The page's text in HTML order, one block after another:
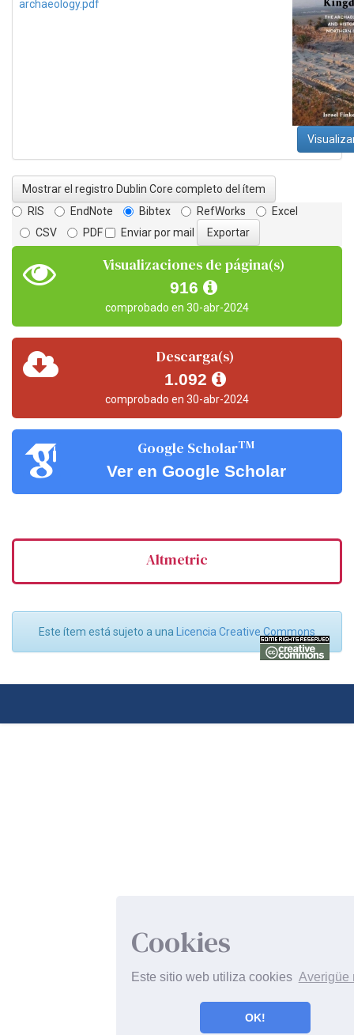
Cookies
Este sitio web utiliza cookies Averigüe
OK!
archaeology.pdf
Mostrar el registro Dublin Core completo del ítem
RIS
EndNote Bibtex RefWorks
Excel
CSV
PDF Enviar por mail
Visualizaciones de página(s)
916
comprobado en 30-abr-2024
Descarga(s)
1.092
comprobado en 30-abr-2024
Google ScholarTM
Ver en Google Scholar
Altmetric
Este ítem está sujeto a una Licencia Creative Commons